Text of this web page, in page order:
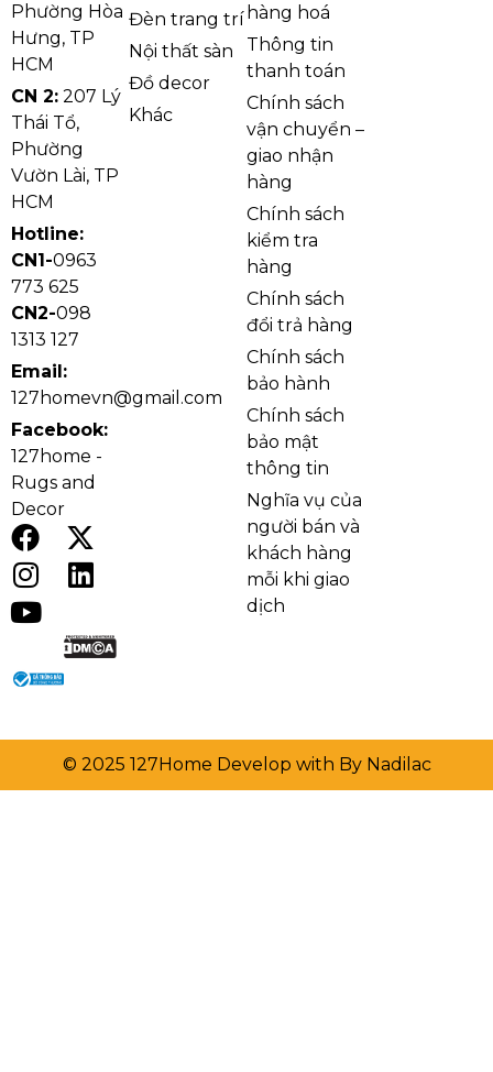
Phường Hòa
Hưng, TP
HCM
CN 2: 207 Lý
Thái Tổ,
Phường
Vườn Lài, TP
HCM
Hotline:
CN1-0963
773 625
CN2-098
1313 127
Email:
127homevn@gmail.com
Facebook:
127home -
Rugs and
Decor
Đèn trang trí
Nội thất sàn
Đồ decor
Khác
hàng hoá
Thông tin
thanh toán
Chính sách
vận chuyển –
giao nhận
hàng
Chính sách
kiểm tra
hàng
Chính sách
đổi trả hàng
Chính sách
bảo hành
Chính sách
bảo mật
thông tin
Nghĩa vụ của
người bán và
khách hàng
mỗi khi giao
dịch
© 2025 127Home Develop with By Nadilac